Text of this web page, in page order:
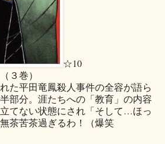
☆10
（３巻）
た平田竜鳳殺人事件の全容が語ら
部分。涯たちへの「教育」の内容
てない状態にされ「そして…ほっ
茶苦茶過ぎるわ！（爆笑